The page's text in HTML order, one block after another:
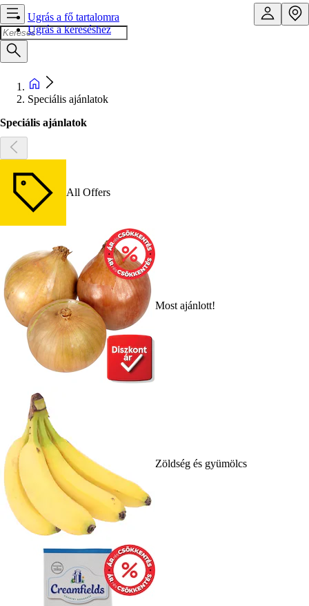
Ugrás a fő tartalomra
Ugrás a kereséshez
Speciális ajánlatok
Speciális ajánlatok
All Offers
Most ajánlott!
Zöldség és gyümölcs